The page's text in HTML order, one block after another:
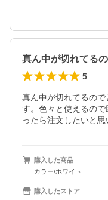
5
真ん中が切れてるの
す。色々と使えるの
ったら注文したいと思
購入した商品
カラー/ホワイト
購入したストア